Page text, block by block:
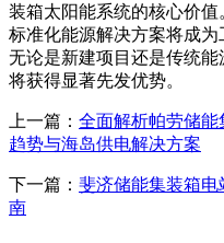
装箱太阳能系统的核心价
标准化能源解决方案将成为
无论是新建项目还是传统
将获得显著先发优势。
上一篇： 全面解析帕劳储
趋势与海岛供电解决方案
下一篇： 斐济储能集装箱
南